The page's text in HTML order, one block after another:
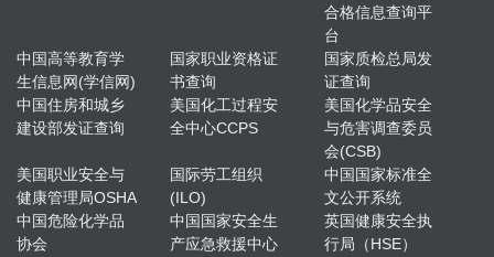
合格信息查询平
台
中国高等教育学
生信息网(学信网)
国家职业资格证
书查询
国家质检总局发
证查询
中国住房和城乡
建设部发证查询
美国化工过程安
全中心CCPS
美国化学品安全
与危害调查委员
会(CSB)
美国职业安全与
健康管理局OSHA
国际劳工组织
(ILO)
中国国家标准全
文公开系统
中国危险化学品
协会
中国国家安全生
产应急救援中心
英国健康安全执
行局（HSE）